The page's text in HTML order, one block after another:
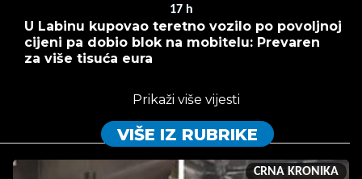
17 h
U Labinu kupovao teretno vozilo po povoljnoj
cijeni pa dobio blok na mobitelu: Prevaren
za više tisuća eura
Prikaži više vijesti
VIŠE IZ RUBRIKE
CRNA KRONIKA